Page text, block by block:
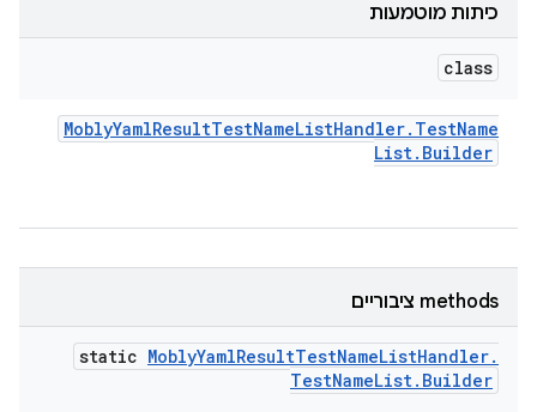
כיתות מוטמעות
class
MoblyYamlResultTestNameListHandler. TestName
List. Builder
‫methods ציבוריים
static MoblyYamlResultTestNameListHandler.
TestNameList. Builder